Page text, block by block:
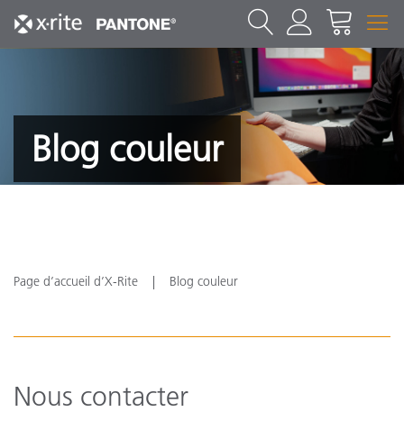
Blog couleur
Page d’accueil d’X-Rite Blog couleur
Nous contacter